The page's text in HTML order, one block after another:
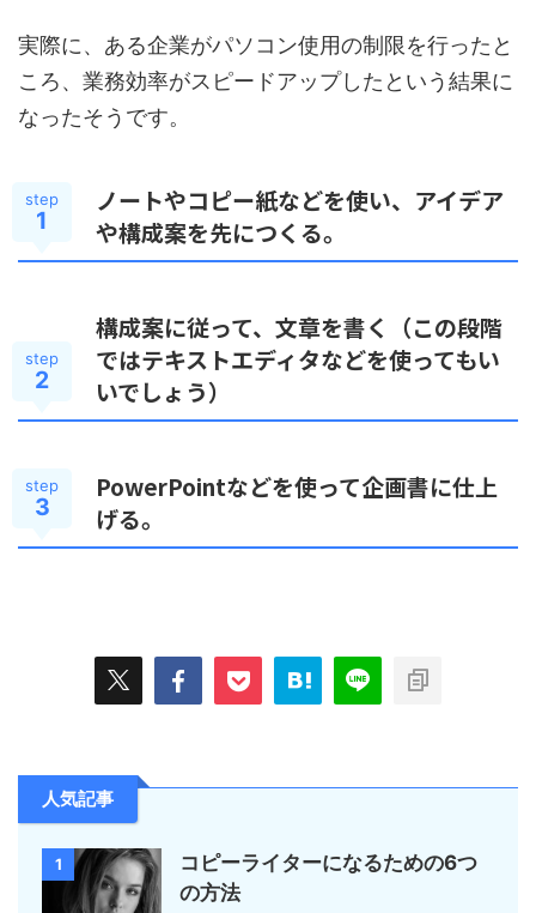
実際に、ある企業がパソコン使用の制限を行ったと
ころ、業務効率がスピードアップしたという結果に
なったそうです。
step
1
ノートやコピー紙などを使い、アイデア
や構成案を先につくる。
step
2
構成案に従って、文章を書く（この段階
ではテキストエディタなどを使ってもい
いでしょう）
step
3
PowerPointなどを使って企画書に仕上
げる。
人気記事
1
コピーライターになるための6つ
の方法